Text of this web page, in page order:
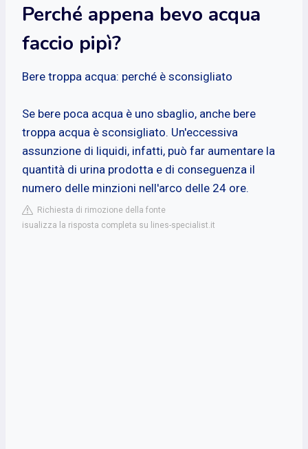
Perché appena bevo acqua
faccio pipì?
Bere troppa acqua: perché è sconsigliato
Se bere poca acqua è uno sbaglio, anche bere
troppa acqua è sconsigliato. Un'eccessiva
assunzione di liquidi, infatti, può far aumentare la
quantità di urina prodotta e di conseguenza il
numero delle minzioni nell'arco delle 24 ore.
Richiesta di rimozione della fonte
isualizza la risposta completa su lines-specialist.it